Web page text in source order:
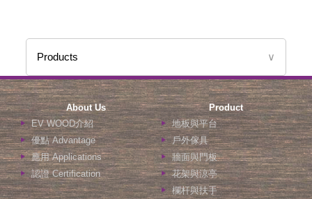
Products ∨
About Us
EV WOOD介紹
優點 Advantage
應用 Applications
認證 Certification
Product
地板與平台
戶外傢具
牆面與門板
花架與涼亭
欄杆與扶手